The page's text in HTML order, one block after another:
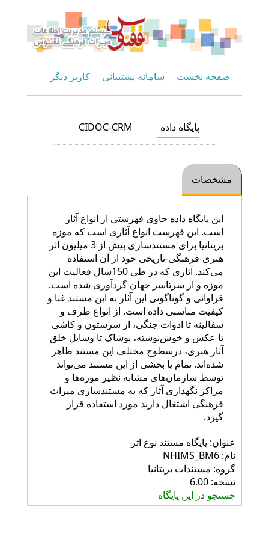
صفحه نخست سامانه پشتیبانی کاربر دیگر
پایگاه داده CIDOC-CRM
مشخصات
این پایگاه داده حاوی فهرستی از انواع آثار
است. این فهرست انواع آثاری است که موزه
بریتانیا برای مستندسازی بیش از 3 میلیون اثر
هنری-فرهنگی-تاریخی خود از آن استفاده
می‌کند. آثاری که در طی 150سال فعالیت این
موزه و از سرتاسر جهان گردآوری شده است.
فراوانی و گوناگونی این آثار به این مستند غنا و
کیفیت مناسبی داده است. از انواع ظرف و
سفالینه تا ادوات جنگی، از سرستون و کاشی
تا عکس و خوش‌نوشته، پوشاک تا وسایل خلق
آثار هنری، درسطوح مختلف این مستند ظاهر
شده‌اند. تمام یا بخشی از این مستند می‌تواند
توسط سازمان‌های مشابه نظیر موزه‌ها و
مراکز نگهداری آثار که به مستندسازی میراث
فرهنگی اشتغال دارند مورد استفاده قرار
گیرد.
عنوان: پايگاه مستند نوع اثر
نام: NHIMS_BM6
گروه: مستندات بريتانيا
نسخه: 6.00
جستجو در این پایگاه